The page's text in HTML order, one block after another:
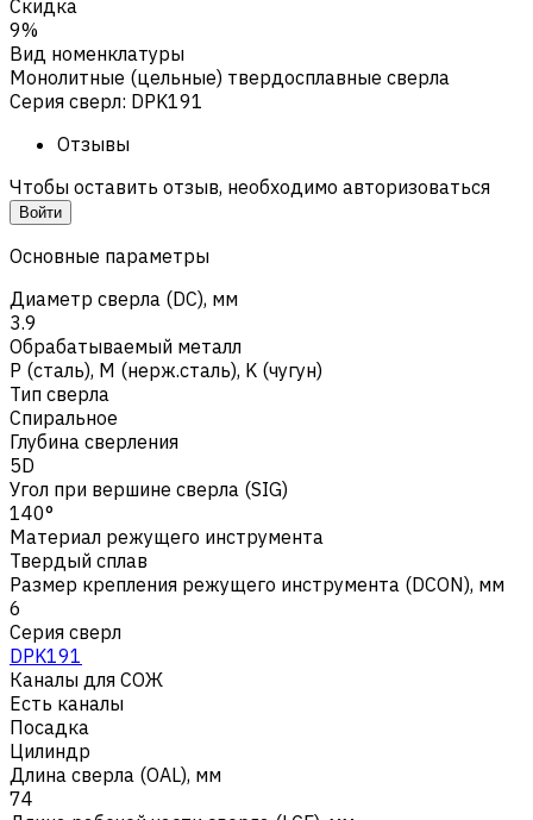
Скидка
9%
Вид номенклатуры
Монолитные (цельные) твердосплавные сверла
Серия сверл: DPK191
Отзывы
Чтобы оставить отзыв, необходимо авторизоваться
Войти
Основные параметры
Диаметр сверла (DC), мм
3.9
Обрабатываемый металл
Р (сталь), M (нерж.сталь), K (чугун)
Тип сверла
Спиральное
Глубина сверления
5D
Угол при вершине сверла (SIG)
140°
Материал режущего инструмента
Твердый сплав
Размер крепления режущего инструмента (DCON), мм
6
Серия сверл
DPK191
Каналы для СОЖ
Есть каналы
Посадка
Цилиндр
Длина сверла (OAL), мм
74